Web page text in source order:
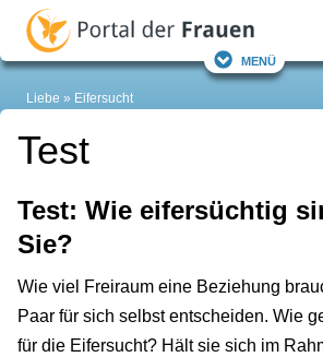
Menü
Liebe Eifersucht
Test
Test: Wie eifersüchtig
Sie?
Wie viel Freiraum eine Beziehung
Paar für sich selbst entscheiden. Wie
für die Eifersucht? Hält sie sich im